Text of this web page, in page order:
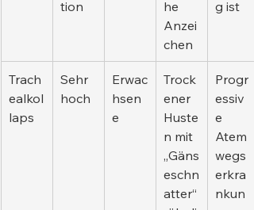
tion
he
Anzei
chen
g ist
Trach
ealkol
laps
Sehr
hoch
Erwac
hsen
e
Trock
ener
Huste
n mit
„Gäns
eschn
atter“
Progr
essiv
e
Atem
wegs
erkra
nkun